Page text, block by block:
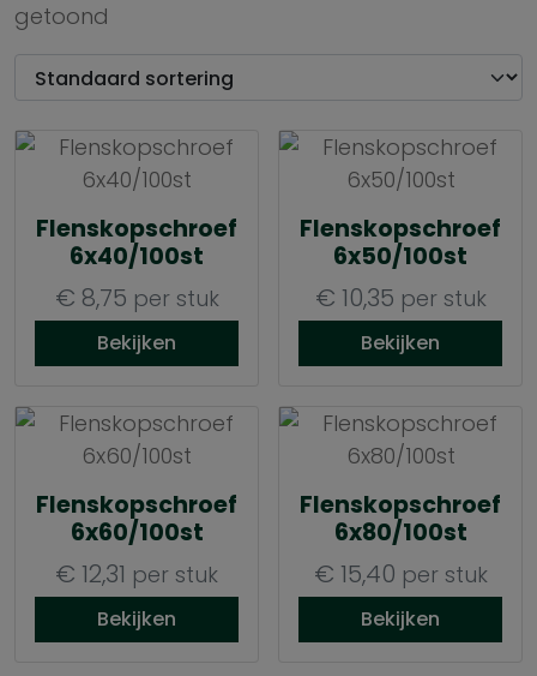
getoond
Flenskopschroef
6x40/100st
€ 8,75 per stuk
Bekijken
Flenskopschroef
6x50/100st
€ 10,35 per stuk
Bekijken
Flenskopschroef
6x60/100st
€ 12,31 per stuk
Bekijken
Flenskopschroef
6x80/100st
€ 15,40 per stuk
Bekijken